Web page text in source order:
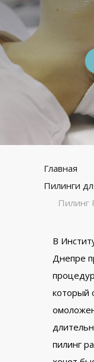
Главная
Пилинги
Пилинг
В
Днепре
который
пилинг